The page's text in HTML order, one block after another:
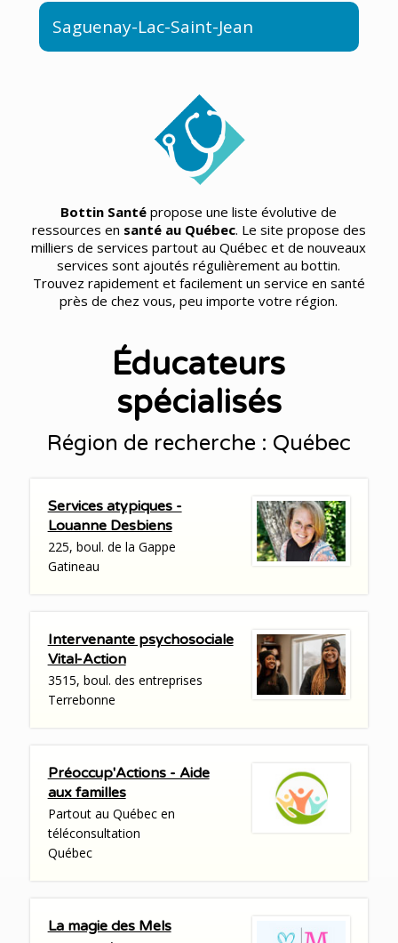
Saguenay-Lac-Saint-Jean
Bottin Santé propose une liste évolutive de
ressources en santé au Québec. Le site propose des
milliers de services partout au Québec et de nouveaux
services sont ajoutés régulièrement au bottin.
Trouvez rapidement et facilement un service en santé
près de chez vous, peu importe votre région.
Éducateurs
spécialisés
Région de recherche : Québec
Services atypiques -
Louanne Desbiens
225, boul. de la Gappe
Gatineau
Intervenante psychosociale
Vital-Action
3515, boul. des entreprises
Terrebonne
Préoccup'Actions - Aide
aux familles
Partout au Québec en
téléconsultation
Québec
La magie des Mels